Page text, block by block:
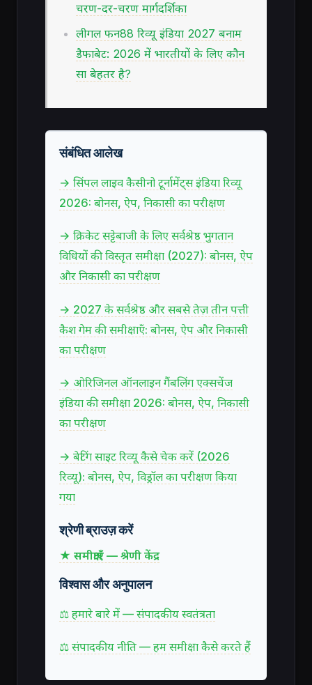
चरण-दर-चरण मार्गदर्शिका
लीगल फन88 रिव्यू इंडिया 2027 बनाम
डैफाबेट: 2026 में भारतीयों के लिए कौन
सा बेहतर है?
संबंधित आलेख
→ सिंपल लाइव कैसीनो टूर्नामेंट्स इंडिया रिव्यू
2026: बोनस, ऐप, निकासी का परीक्षण
→ क्रिकेट सट्टेबाजी के लिए सर्वश्रेष्ठ भुगतान
विधियों की विस्तृत समीक्षा (2027): बोनस, ऐप
और निकासी का परीक्षण
→ 2027 के सर्वश्रेष्ठ और सबसे तेज़ तीन पत्ती
कैश गेम की समीक्षाएँ: बोनस, ऐप और निकासी
का परीक्षण
→ ओरिजिनल ऑनलाइन गैंबलिंग एक्सचेंज
इंडिया की समीक्षा 2026: बोनस, ऐप, निकासी
का परीक्षण
→ बेटिंग साइट रिव्यू कैसे चेक करें (2026
रिव्यू): बोनस, ऐप, विड्रॉल का परीक्षण किया
गया
श्रेणी ब्राउज़ करें
★ समीक्षाएँ — श्रेणी केंद्र
विश्वास और अनुपालन
⚖ हमारे बारे में — संपादकीय स्वतंत्रता
⚖ संपादकीय नीति — हम समीक्षा कैसे करते हैं